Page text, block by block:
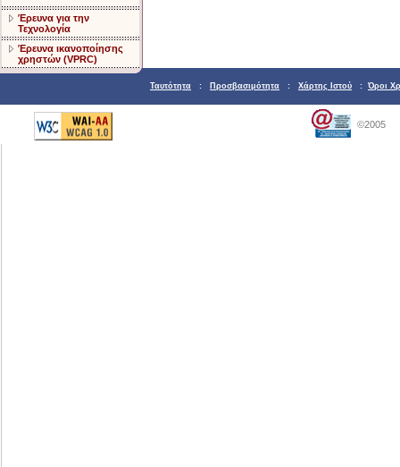
Έρευνα για την
Τεχνολογία
Έρευνα ικανοποίησης
χρηστών (VPRC)
Ταυτότητα : Προσβασιμότητα : Χάρτης Ιστού : Όροι
©2005